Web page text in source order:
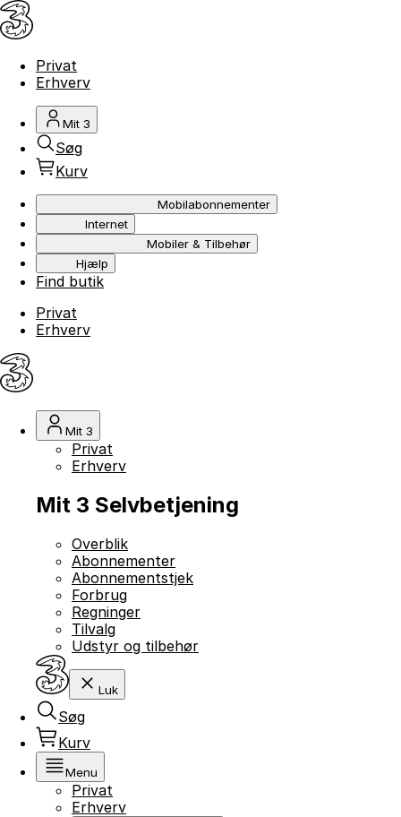
Privat
Erhverv
Mit 3
Søg
Kurv
Mobilabonnementer
Internet
Mobiler & Tilbehør
Hjælp
Find butik
Privat
Erhverv
Mit 3
Privat
Erhverv
Mit 3 Selvbetjening
Overblik
Abonnementer
Abonnementstjek
Forbrug
Regninger
Tilvalg
Udstyr og tilbehør
Luk
Søg
Kurv
Menu
Privat
Erhverv